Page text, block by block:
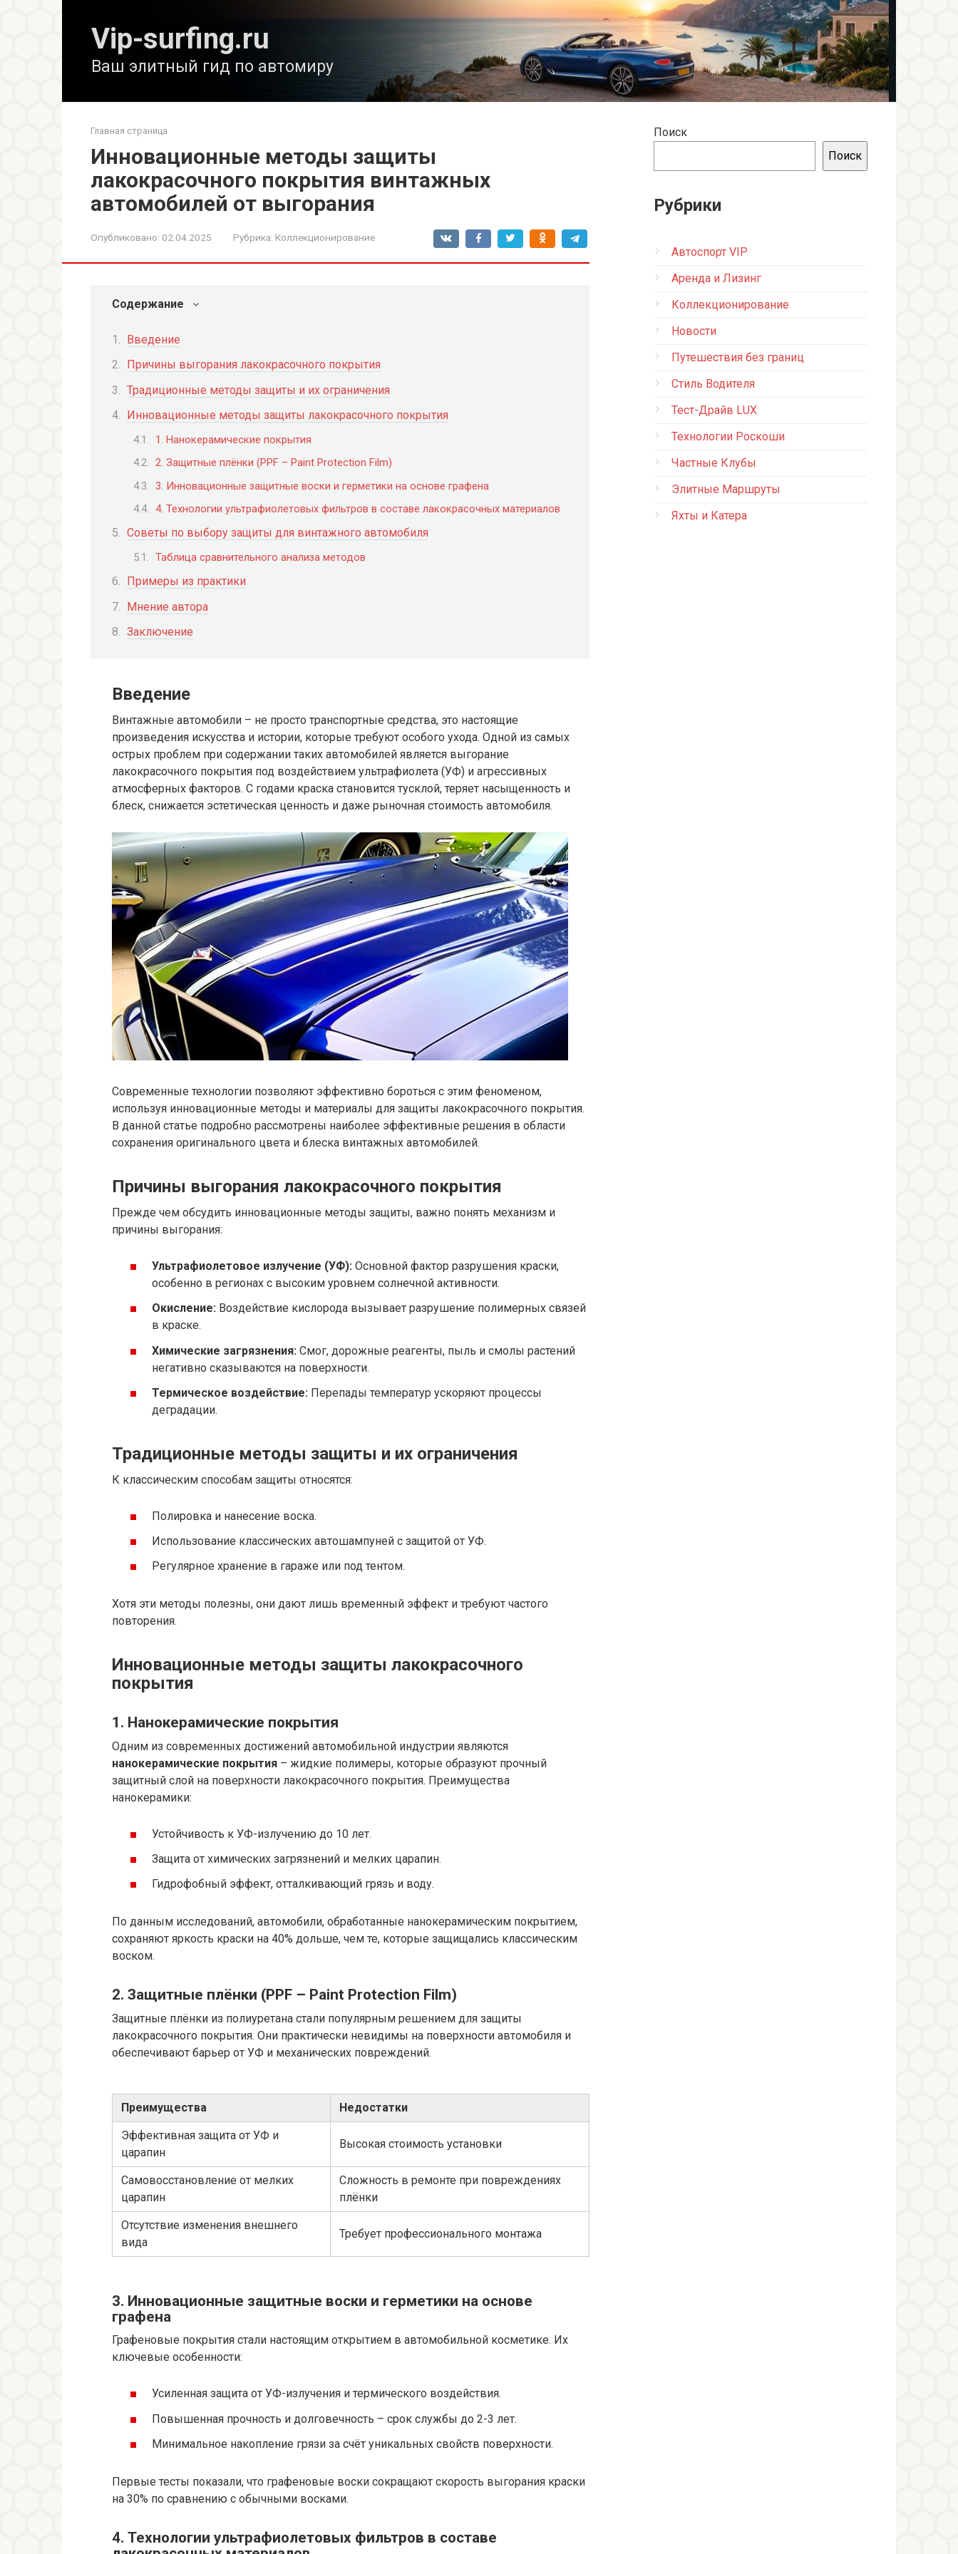
Vip-surfing.ru
Ваш элитный гид по автомиру
Главная страница
Инновационные методы защиты
лакокрасочного покрытия винтажных
автомобилей от выгорания
Опубликовано: 02.04.2025 Рубрика: Коллекционирование
Содержание
Введение
Причины выгорания лакокрасочного покрытия
Традиционные методы защиты и их ограничения
Инновационные методы защиты лакокрасочного покрытия
1. Нанокерамические покрытия
2. Защитные плёнки (PPF – Paint Protection Film)
3. Инновационные защитные воски и герметики на основе графена
4. Технологии ультрафиолетовых фильтров в составе лакокрасочных материалов
Советы по выбору защиты для винтажного автомобиля
Таблица сравнительного анализа методов
Примеры из практики
Мнение автора
Заключение
Введение
Винтажные автомобили – не просто транспортные средства, это настоящие
произведения искусства и истории, которые требуют особого ухода. Одной из самых
острых проблем при содержании таких автомобилей является выгорание
лакокрасочного покрытия под воздействием ультрафиолета (УФ) и агрессивных
атмосферных факторов. С годами краска становится тусклой, теряет насыщенность и
блеск, снижается эстетическая ценность и даже рыночная стоимость автомобиля.
Современные технологии позволяют эффективно бороться с этим феноменом,
используя инновационные методы и материалы для защиты лакокрасочного покрытия.
В данной статье подробно рассмотрены наиболее эффективные решения в области
сохранения оригинального цвета и блеска винтажных автомобилей.
Причины выгорания лакокрасочного покрытия
Прежде чем обсудить инновационные методы защиты, важно понять механизм и
причины выгорания:
Ультрафиолетовое излучение (УФ): Основной фактор разрушения краски,
особенно в регионах с высоким уровнем солнечной активности.
Окисление: Воздействие кислорода вызывает разрушение полимерных связей
в краске.
Химические загрязнения: Смог, дорожные реагенты, пыль и смолы растений
негативно сказываются на поверхности.
Термическое воздействие: Перепады температур ускоряют процессы
деградации.
Традиционные методы защиты и их ограничения
К классическим способам защиты относятся:
Полировка и нанесение воска.
Использование классических автошампуней с защитой от УФ.
Регулярное хранение в гараже или под тентом.
Хотя эти методы полезны, они дают лишь временный эффект и требуют частого
повторения.
Инновационные методы защиты лакокрасочного
покрытия
1. Нанокерамические покрытия
Одним из современных достижений автомобильной индустрии являются
нанокерамические покрытия – жидкие полимеры, которые образуют прочный
защитный слой на поверхности лакокрасочного покрытия. Преимущества
нанокерамики:
Устойчивость к УФ-излучению до 10 лет.
Защита от химических загрязнений и мелких царапин.
Гидрофобный эффект, отталкивающий грязь и воду.
По данным исследований, автомобили, обработанные нанокерамическим покрытием,
сохраняют яркость краски на 40% дольше, чем те, которые защищались классическим
воском.
2. Защитные плёнки (PPF – Paint Protection Film)
Защитные плёнки из полиуретана стали популярным решением для защиты
лакокрасочного покрытия. Они практически невидимы на поверхности автомобиля и
обеспечивают барьер от УФ и механических повреждений.
Преимущества Недостатки
Эффективная защита от УФ и
царапин
Высокая стоимость установки
Самовосстановление от мелких
царапин
Сложность в ремонте при повреждениях
плёнки
Отсутствие изменения внешнего
вида
Требует профессионального монтажа
3. Инновационные защитные воски и герметики на основе
графена
Графеновые покрытия стали настоящим открытием в автомобильной косметике. Их
ключевые особенности:
Усиленная защита от УФ-излучения и термического воздействия.
Повышенная прочность и долговечность – срок службы до 2-3 лет.
Минимальное накопление грязи за счёт уникальных свойств поверхности.
Первые тесты показали, что графеновые воски сокращают скорость выгорания краски
на 30% по сравнению с обычными восками.
4. Технологии ультрафиолетовых фильтров в составе
Поиск
Поиск
Рубрики
Автоспорт VIP
Аренда и Лизинг
Коллекционирование
Новости
Путешествия без границ
Стиль Водителя
Тест-Драйв LUX
Технологии Роскоши
Частные Клубы
Элитные Маршруты
Яхты и Катера